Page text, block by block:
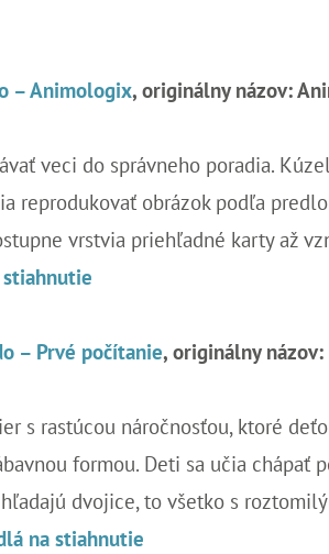
– Animologix, originálny názov:
veci do správneho poradia.
reprodukovať obrázok podľa
vrstvia priehľadné karty až
– Prvé počítanie, originálny
s rastúcou náročnosťou, ktoré
formou. Deti sa učia chápať
dvojice, to všetko s
na stiahnutie